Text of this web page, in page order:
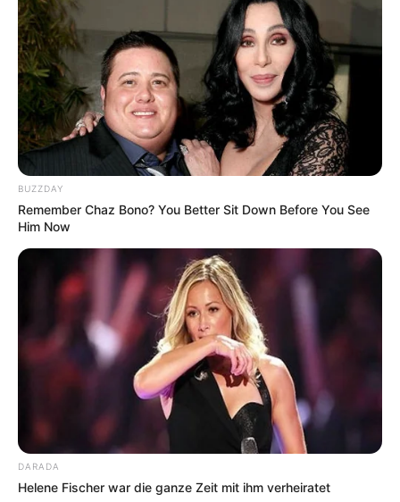
BUZZDAY
Remember Chaz Bono? You Better Sit Down Before You See
Him Now
DARADA
Helene Fischer war die ganze Zeit mit ihm verheiratet